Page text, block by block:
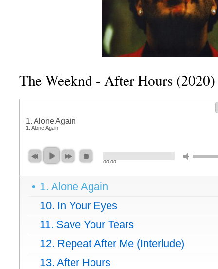
The Weeknd - After Hours (2020)
1. Alone Again
1. Alone Again
00:00
1. Alone Again
10. In Your Eyes
11. Save Your Tears
12. Repeat After Me (Interlude)
13. After Hours